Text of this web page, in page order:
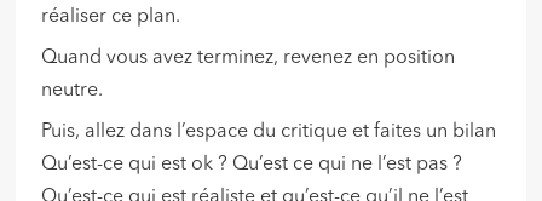
réaliser ce plan.
Quand vous avez terminez, revenez en position
neutre.
Puis, allez dans l’espace du critique et faites un bilan
Qu’est-ce qui est ok ? Qu’est ce qui ne l’est pas ?